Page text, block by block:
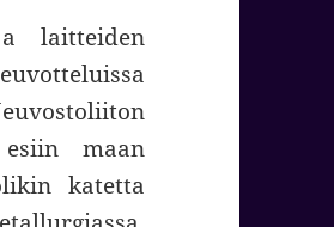
laitteiden
maan
katetta